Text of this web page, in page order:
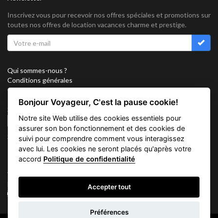
Inscrivez vous pour recevoir nos offres spéciales et promotions sur
toutes nos offres de location vacances charme et prestige.
Qui sommes-nous ?
Conditions générales
Confidentialité
Partenariat
Sitemap
Cookies
Suivez nous sur
Vacation Key Corp. 2905 Point East Drive #L-215. Aventura.
FLORIDA 33160.
Bonjour Voyageur, C'est la pause cookie!
Notre site Web utilise des cookies essentiels pour
assurer son bon fonctionnement et des cookies de
suivi pour comprendre comment vous interagissez
avec lui. Les cookies ne seront placés qu'après votre
accord Politique de confidentialité
Accepter tout
Préférences